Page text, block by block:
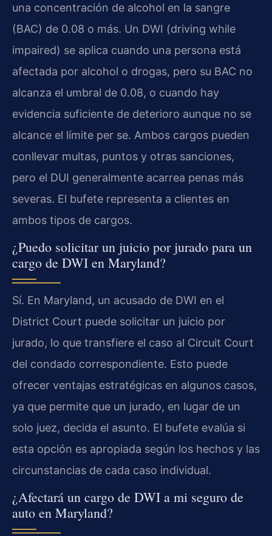
una concentración de alcohol en la sangre
(BAC) de 0.08 o más. Un DWI (driving while
impaired) se aplica cuando una persona está
afectada por alcohol o drogas, pero su BAC no
alcanza el umbral de 0.08, o cuando hay
evidencia suficiente de deterioro aunque no se
alcance el límite per se. Ambos cargos pueden
conllevar multas, puntos y otras sanciones,
pero el DUI generalmente acarrea penas más
severas. El bufete representa a clientes en
ambos tipos de cargos.
¿Puedo solicitar un juicio por jurado para un
cargo de DWI en Maryland?
Sí. En Maryland, un acusado de DWI en el
District Court puede solicitar un juicio por
jurado, lo que transfiere el caso al Circuit Court
del condado correspondiente. Esto puede
ofrecer ventajas estratégicas en algunos casos,
ya que permite que un jurado, en lugar de un
solo juez, decida el asunto. El bufete evalúa si
esta opción es apropiada según los hechos y las
circunstancias de cada caso individual.
¿Afectará un cargo de DWI a mi seguro de
auto en Maryland?